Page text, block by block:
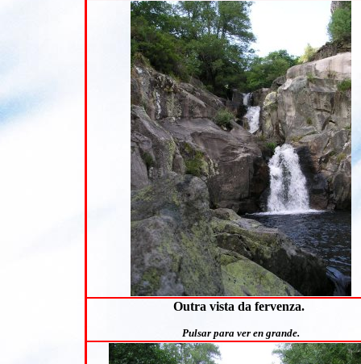
Outra vista da fervenza.
Pulsar para ver en grande.